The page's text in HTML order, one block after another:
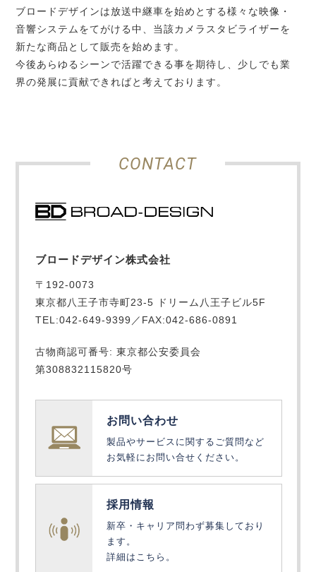
ブロードデザインは放送中継車を始めとする様々な映像・
音響システムをてがける中、当該カメラスタビライザーを
新たな商品として販売を始めます。
今後あらゆるシーンで活躍できる事を期待し、少しでも業
界の発展に貢献できればと考えております。
CONTACT
ブロードデザイン株式会社
〒192-0073
東京都八王子市寺町23-5 ドリーム八王子ビル5F
TEL:042-649-9399／FAX:042-686-0891
古物商認可番号: 東京都公安委員会
第308832115820号
お問い合わせ
製品やサービスに関するご質問など
お気軽にお問い合せください。
採用情報
新卒・キャリア問わず募集しており
ます。
詳細はこちら。